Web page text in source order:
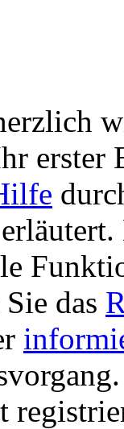
erster
das